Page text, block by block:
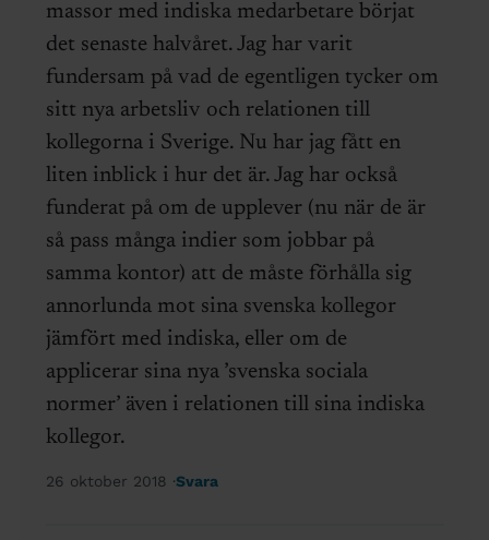
massor med indiska medarbetare börjat
det senaste halvåret. Jag har varit
fundersam på vad de egentligen tycker om
sitt nya arbetsliv och relationen till
kollegorna i Sverige. Nu har jag fått en
liten inblick i hur det är. Jag har också
funderat på om de upplever (nu när de är
så pass många indier som jobbar på
samma kontor) att de måste förhålla sig
annorlunda mot sina svenska kollegor
jämfört med indiska, eller om de
applicerar sina nya ’svenska sociala
normer’ även i relationen till sina indiska
kollegor.
26 oktober 2018 Svara